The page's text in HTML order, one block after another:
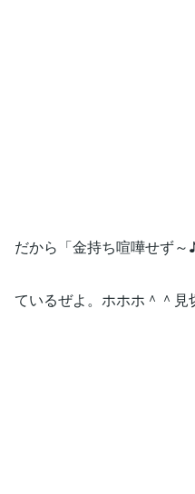
だから「金持ち喧嘩せず
ているぜよ。ホホホ＾＾見